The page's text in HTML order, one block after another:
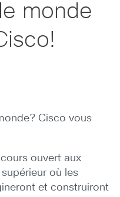
monde
Cisco vous
ouvert aux
où les
et construiront